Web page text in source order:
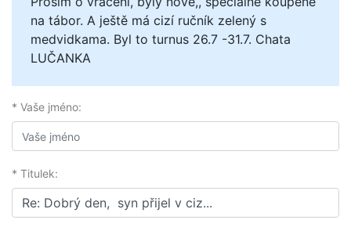
na tábor. A ještě má cizí ručník zelený s
medvidkama. Byl to turnus 26.7 -31.7. Chata
LUČANKA
* Vaše jméno:
* Titulek: